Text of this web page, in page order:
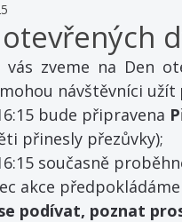
vás zveme na Den
návštěvníci užít
bude připravena
přinesly přezůvky);
současně
akce předpokládáme
podívat, poznat